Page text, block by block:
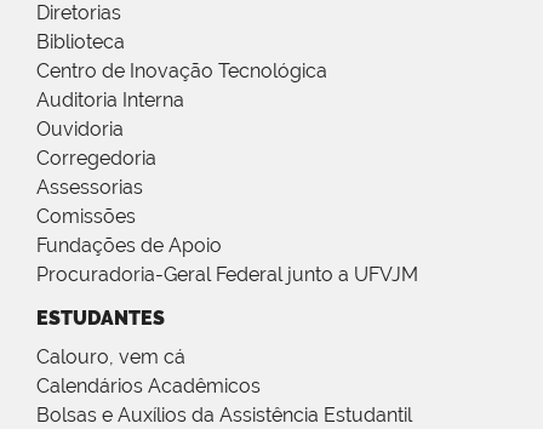
Diretorias
Biblioteca
Centro de Inovação Tecnológica
Auditoria Interna
Ouvidoria
Corregedoria
Assessorias
Comissões
Fundações de Apoio
Procuradoria-Geral Federal junto a UFVJM
ESTUDANTES
Calouro, vem cá
Calendários Acadêmicos
Bolsas e Auxílios da Assistência Estudantil